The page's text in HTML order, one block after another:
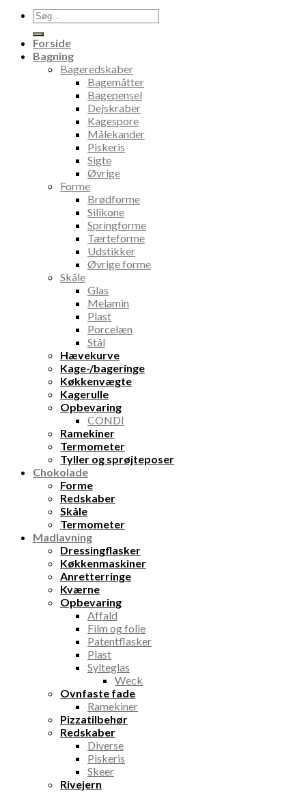
Søg
efter:
Forside
Bagning
Bageredskaber
Bagemåtter
Bagepensel
Dejskraber
Kagespore
Målekander
Piskeris
Sigte
Øvrige
Forme
Brødforme
Silikone
Springforme
Tærteforme
Udstikker
Øvrige forme
Skåle
Glas
Melamin
Plast
Porcelæn
Stål
Hævekurve
Kage-/bageringe
Køkkenvægte
Kagerulle
Opbevaring
CONDI
Ramekiner
Termometer
Tyller og sprøjteposer
Chokolade
Forme
Redskaber
Skåle
Termometer
Madlavning
Dressingflasker
Køkkenmaskiner
Anretterringe
Kværne
Opbevaring
Affald
Film og folie
Patentflasker
Plast
Sylteglas
Weck
Ovnfaste fade
Ramekiner
Pizzatilbehør
Redskaber
Diverse
Piskeris
Skeer
Rivejern